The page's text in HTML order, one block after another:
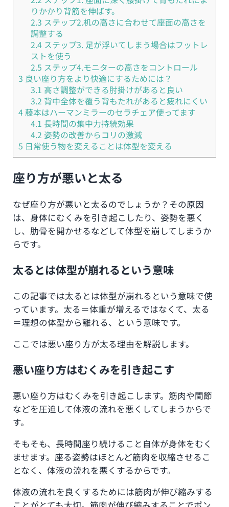
りかかり背筋を伸ばす。
2.3 ステップ2.机の高さに合わせて座面の高さを
調整する
2.4ステップ3. 足が浮いてしまう場合はフットレ
ストを使う
2.5 ステップ4.モニターの高さをコントロール
3 良い座り方をより快適にするためには？
3.1 高さ調整ができる肘掛けがあると良い
3.2 背中全体を覆う背もたれがあると疲れにくい
4藤本はハーマンミラーのセラチェア使ってます
4.1 長時間の集中力持続効果
4.2 姿勢の改善からコリの激減
5 日常使う物を変えることは体型を変える
座り方が悪いと太る
なぜ座り方が悪いと太るのでしょうか？その原因
は、身体にむくみを引き起こしたり、姿勢を悪く
し、肋骨を開かせるなどして体型を崩してしまうか
らです。
太るとは体型が崩れるという意味
この記事では太るとは体型が崩れるという意味で使
っています。太る＝体重が増えるではなくて、太る
＝理想の体型から離れる、という意味です。
ここでは悪い座り方が太る理由を解説します。
悪い座り方はむくみを引き起こす
悪い座り方はむくみを引き起こします。筋肉や関節
などを圧迫して体液の流れを悪くしてしまうからで
す。
そもそも、長時間座り続けること自体が身体をむく
ませます。座る姿勢はほとんど筋肉を収縮させるこ
となく、体液の流れを悪くするからです。
体液の流れを良くするためには筋肉が伸び縮みする